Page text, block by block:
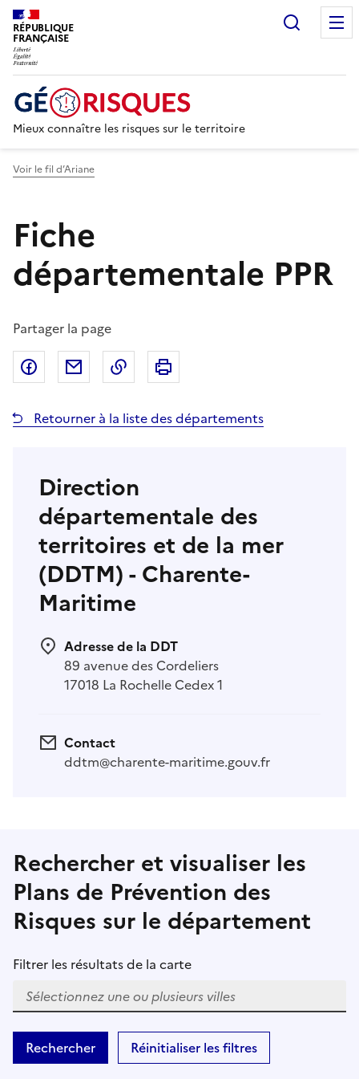
RÉPUBLIQUE
FRANÇAISE
Mieux connaître les risques sur le territoire
Voir le fil d’Ariane
Fiche
départementale PPR
Partager la page
Partager sur Facebook
Partager par emailCopier dans le presse-papier
Retourner à la liste des départements
Direction
départementale des
territoires et de la mer
(DDTM) - Charente-
Maritime
Adresse de la DDT
89 avenue des Cordeliers
17018 La Rochelle Cedex 1
Contact
ddtm@charente-maritime.gouv.fr
Rechercher et visualiser les
Plans de Prévention des
Risques sur le département
Filtrer les résultats de la carte
e
Rechercher Réinitialiser les filtres